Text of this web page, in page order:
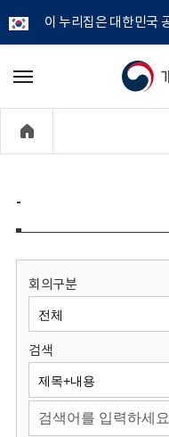
이 누리집은 대한민국
개
정
보
원
회
메
기
-
회의구분
검색